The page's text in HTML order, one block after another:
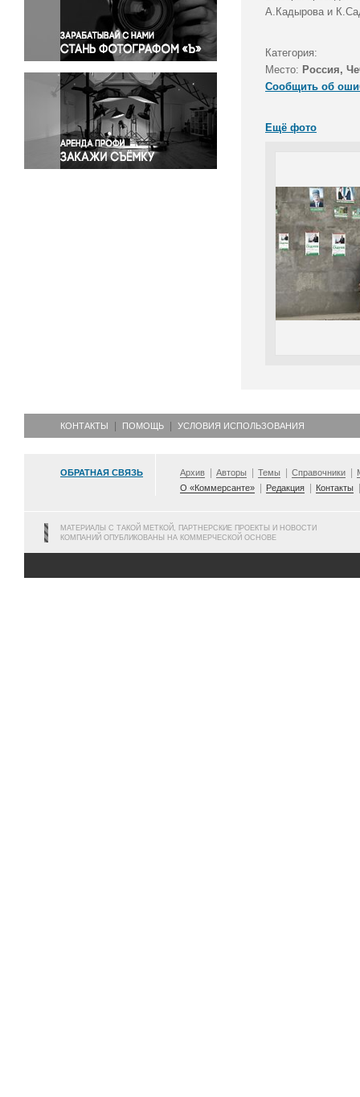
Правосудие
Происшествия и конфликты
Религия
Светская жизнь
Спорт
Экология
Экономика и бизнес
А.Кадырова и
Категория:
Место: Россия,
Сообщить об
Ещё фото
КОНТАКТЫ ПОМОЩЬ УСЛОВИЯ ИСПОЛЬЗОВАНИЯ
ОБРАТНАЯ СВЯЗЬ Архив Авторы Темы Справочники
О «Коммерсанте»
Редакция Контакты
МАТЕРИАЛЫ С ТАКОЙ МЕТКОЙ, ПАРТНЕРСКИЕ ПРОЕКТЫ И НОВОСТИ
КОМПАНИЙ ОПУБЛИКОВАНЫ НА КОММЕРЧЕСКОЙ ОСНОВЕ